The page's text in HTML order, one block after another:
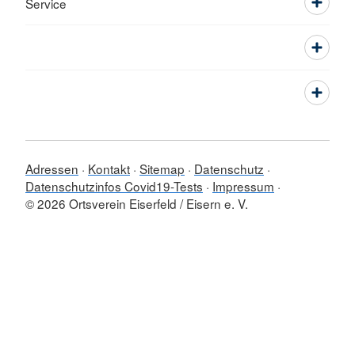
Adressen Kontakt Sitemap
Datenschutz
Datenschutzinfos Covid19-Tests
Impressum
© 2026 Ortsverein Eiserfeld / Eisern e. V.